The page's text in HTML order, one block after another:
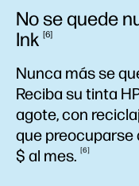
No se quede
Ink
6
Nunca más se
Reciba su tinta
agote, con
que preocuparse
$ al mes. 6